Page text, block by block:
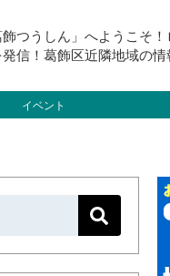
つうしん」へようこそ
信！葛飾区近隣地域の情
イベント